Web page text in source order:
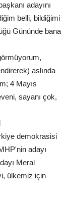
adayını
belli, bildiğimi
Gününde bana
aslında
4 Mayıs
sayanı çok,
demokrasisi
adayı
Meral
ülkemiz için